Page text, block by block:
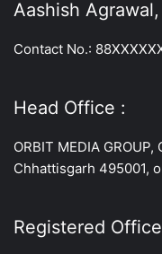
Aashish
Contact No.:
Head Office :
ORBIT MEDIA
Chhattisgarh 495001,
Registered